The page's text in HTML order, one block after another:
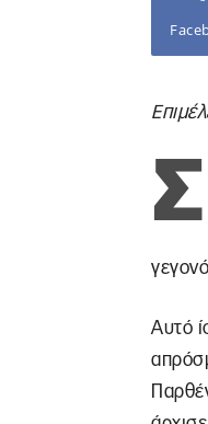
Σ
Αυτό